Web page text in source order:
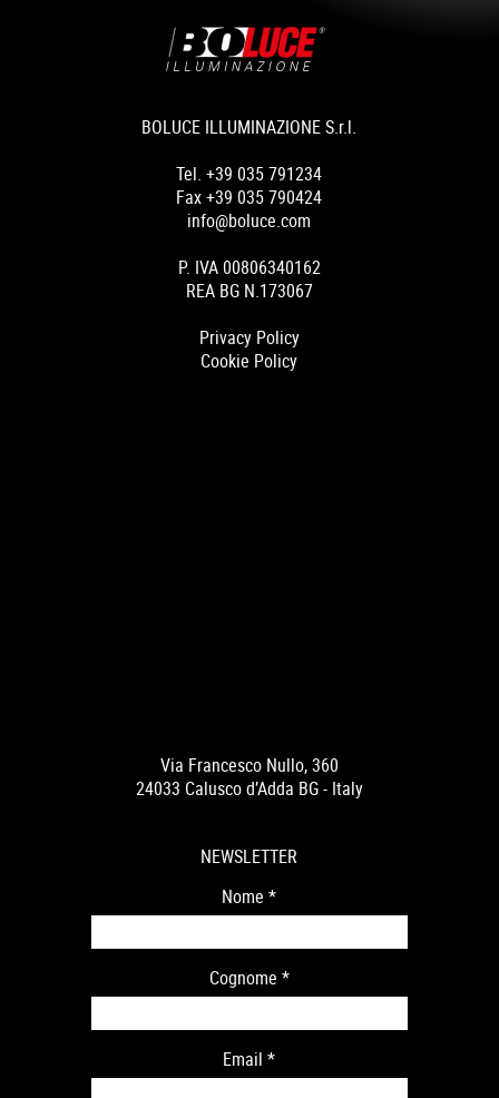
BOLUCE ILLUMINAZIONE S.r.l.
Tel. +39 035 791234
Fax +39 035 790424
info@boluce.com
P. IVA 00806340162
REA BG N.173067
Privacy Policy
Cookie Policy
Via Francesco Nullo, 360
24033 Calusco d’Adda BG - Italy
NEWSLETTER
Nome*
Cognome *
Email*